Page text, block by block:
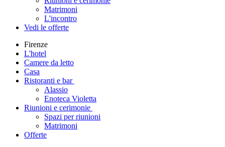
Matrimoni
L'incontro
Vedi le offerte
Firenze
L'hotel
Camere da letto
Casa
Ristoranti e bar
Alassio
Enoteca Violetta
Riunioni e cerimonie
Spazi per riunioni
Matrimoni
Offerte